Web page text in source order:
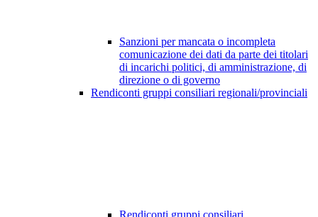
Sanzioni per mancata o incompleta
comunicazione dei dati da parte dei titolari
di incarichi politici, di amministrazione, di
direzione o di governo
Rendiconti gruppi consiliari regionali/provinciali